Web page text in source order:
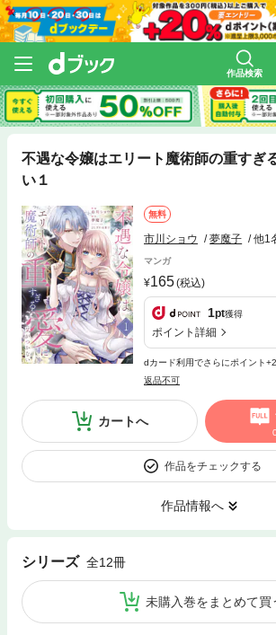
作品検索
不遇な令嬢はエリート魔術師の重すぎ
い１
無料
市川ショウ 夢魔子 他1
マンガ
165(税込)
1pt獲得
ポイント詳細
dカード利用でさらにポイント
返品不可
カートへ
作品をチェックする
作品情報へ
シリーズ 全12冊
未購入巻をまとめて買